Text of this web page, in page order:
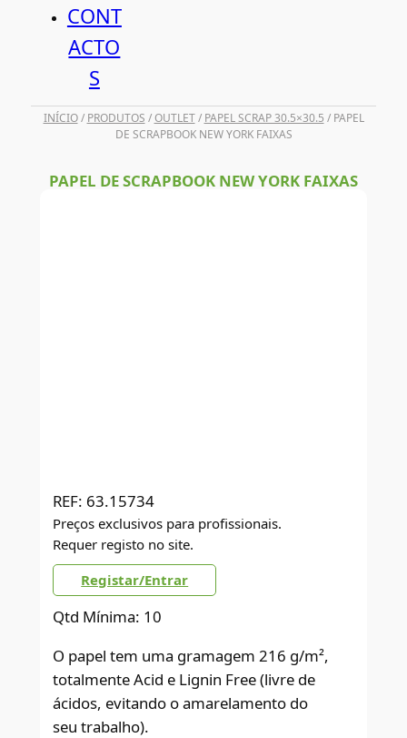
CONT
ACTO
S
INÍCIO/ PRODUTOS /OUTLET/ PAPEL SCRAP 30.5×30.5 / PAPEL
DE SCRAPBOOK NEW YORK FAIXAS
PAPEL DE SCRAPBOOK NEW YORK FAIXAS
REF: 63.15734
Preços exclusivos para profissionais.
Requer registo no site.
Registar/Entrar
Qtd Mínima: 10
O papel tem uma gramagem 216 g/m²,
totalmente Acid e Lignin Free (livre de
ácidos, evitando o amarelamento do
seu trabalho).